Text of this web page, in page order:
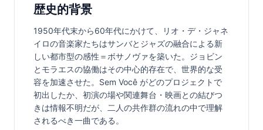
歴史的背景
1950年代末から60年代にかけて、リオ・デ・ジャネ
イロの音楽家たちはサンバとジャズの融合による新
しい都市型の感性＝ボサノヴァを築いた。ジョビン
とモラエスの協働はその中心的存在で、世界的な受
容を加速させた。Sem Você がどのプロジェクトで
初出したか、初演の場や関連舞台・映画との結びつ
きは情報不明だが、二人の共作群の流れの中で理解
されるべき一曲である。